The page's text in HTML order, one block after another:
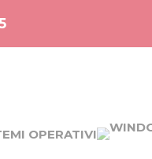
OPERATIVI